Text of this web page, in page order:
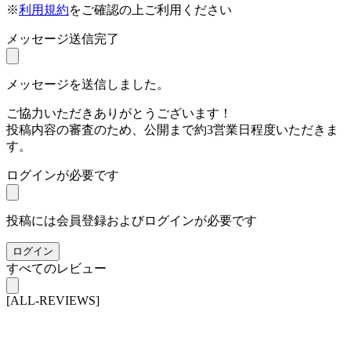
※利用規約をご確認の上ご利用ください
メッセージ送信完了
メッセージを送信しました。
ご協力いただきありがとうございます！
投稿内容の審査のため、公開まで約3営業日程度いただきま
す。
ログインが必要です
投稿には会員登録およびログインが必要です
ログイン
すべてのレビュー
[ALL-REVIEWS]